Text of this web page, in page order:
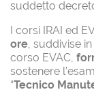
suddetto
I corsi IRAI ed
ore, suddivise
corso EVAC,
sostenere
“Tecnico